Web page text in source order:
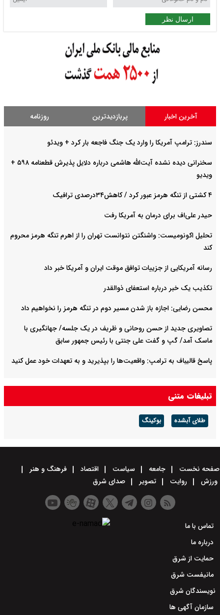
ارسال نظر
آخرین اخبار پربازدیدترین روزنامه
سندرز: ترامپ آمریکا را وارد یک جنگ فاجعه بار کرد + ویدئو
سخنرانی دیده نشده آیت‌الله هاشمی درباره دلایل پذیرش قطعنامه ۵۹۸ +
ویدیو
۴ کشتی از تنگه هرمز عبور کرد / کاهش۳۴درصدی ترافیک
حیدر علی‌اف برای درمان به آمریکا رفت
تحلیل اکونومیست: واشنگتن نتوانست تهران را از اهرم تنگه هرمز محروم
کند
رسانه آمریکایی از جزییات توافق موقت ایران و آمریکا خبر داد
تکذیب یک خبر درباره استعفای ذوالقدر
محسن رضایی: اجازه باز شدن مسیر دوم در تنگه هرمز را نخواهیم داد
تصاویری جدید از حسن روحانی و ظریف در یک جلسه/ جهانگیری با
ماسک آمد/ گپ و گفت علی جنتی با رئیس جمهور سابق
پاسخ قالیباف به ترامپ: واقعیت‌ها را بپذیرید و به تعهدات خود عمل کنید
تبلیغات متنی
طلای آبشده بوکینگ
صفحه نخست جامعه سیاست اقتصاد
فرهنگ و هنر
ورزش
روایت تصویر صدای شرق
تماس با ما
درباره ما
حمایت از شرق
مانیفست شرق
نویسندگان شرق
سازمان آگهی ها